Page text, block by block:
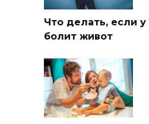
Что делать, если у
болит живот